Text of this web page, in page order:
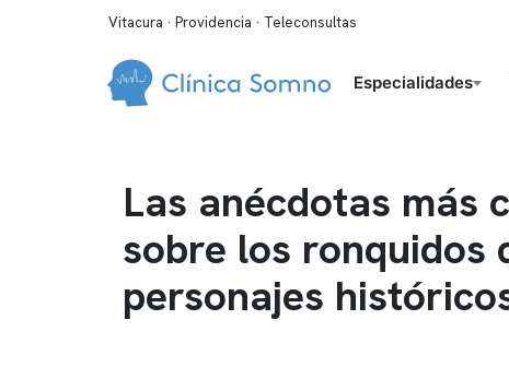
Vitacura · Providencia · Teleconsultas
Especialidades
Las anécdotas más
sobre los ronquidos
personajes